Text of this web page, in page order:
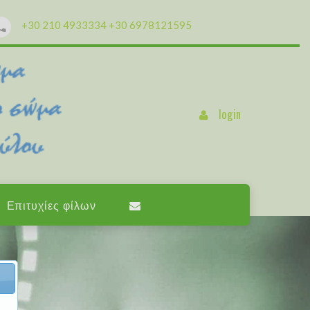
+30 210 4933334 +30 6978121595
login
Επιτυχίες φίλων